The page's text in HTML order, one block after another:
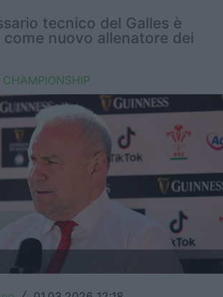
Championship
tecnico del Galles è
nuovo allenatore dei